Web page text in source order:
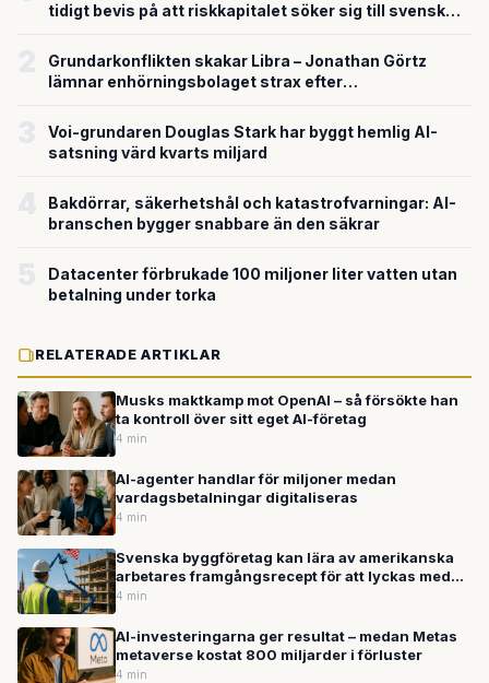
tidigt bevis på att riskkapitalet söker sig till svensk
Grundarkonflikten skakar Libra – Jonathan Görtz
lämnar enhörningsbolaget strax efter
Voi-grundaren Douglas Stark har byggt hemlig AI-
satsning värd kvarts miljard
Bakdörrar, säkerhetshål och katastrofvarningar: AI-
branschen bygger snabbare än den säkrar
Datacenter förbrukade 100 miljoner liter vatten utan
betalning under torka
RELATERADE ARTIKLAR
Musks maktkamp mot OpenAI – så försökte han
ta kontroll över sitt eget AI-företag
4 min
AI-agenter handlar för miljoner medan
vardagsbetalningar digitaliseras
4 min
Svenska byggföretag kan lära av amerikanska
arbetares framgångsrecept för att lyckas med
konstgjord intelligens
4 min
AI-investeringarna ger resultat – medan Metas
metaverse kostat 800 miljarder i förluster
4 min